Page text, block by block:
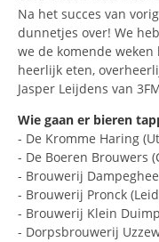
Na het succes van
dunnetjes over! We
we de komende
heerlijk eten,
Jasper Leijdens van
Wie gaan er bieren
- De Kromme Haring
- De Boeren Brouwers
- Brouwerij
- Brouwerij Pronck
- Brouwerij Klein
- Dorpsbrouwerij